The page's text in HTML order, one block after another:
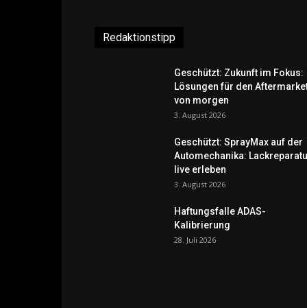
Redaktionstipp
Geschützt: Zukunft im Fokus:
Lösungen für den
von morgen
3. August 2026
Geschützt: SprayMax auf der
Automechanika:
live erleben
3. August 2026
Haftungsfalle ADAS-
Kalibrierung
28. Juli 2026